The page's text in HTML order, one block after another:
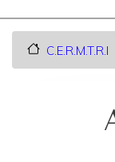
C.E.R.M.T.R.I